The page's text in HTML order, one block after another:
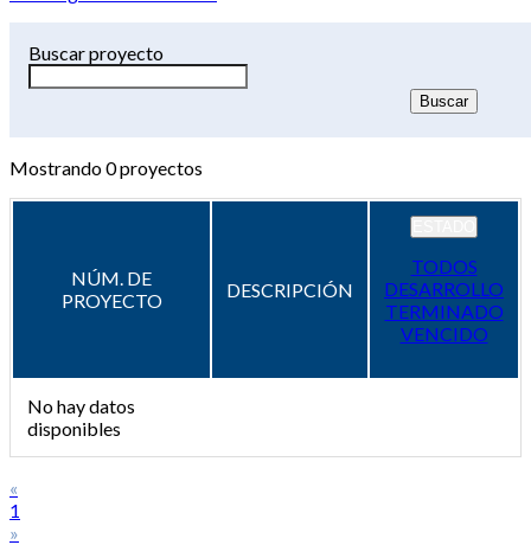
Buscar proyecto
Mostrando0proyectos
NÚM. DE
PROYECTO
DESCRIPCIÓN
TODOS
DESARROLLO
TERMINADO
VENCIDO
No hay datos
disponibles
«
1
»